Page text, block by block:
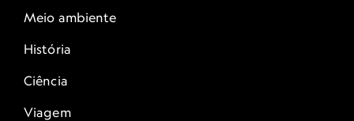
Meio ambiente
História
Ciência
Viagem